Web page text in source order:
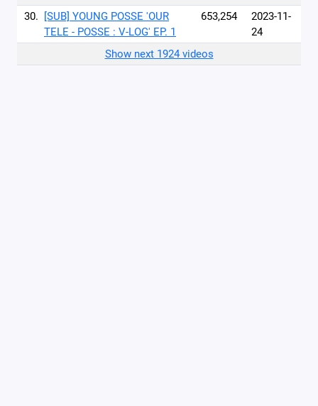
30.
[SUB] YOUNG POSSE 'OUR
TELE - POSSE : V-LOG' EP. 1
653,254
2023-11-
24
Show next 1924 videos